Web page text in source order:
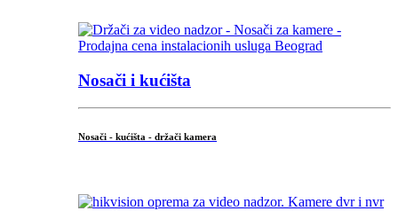
Nosači i kućišta
Nosači - kućišta - držači kamera